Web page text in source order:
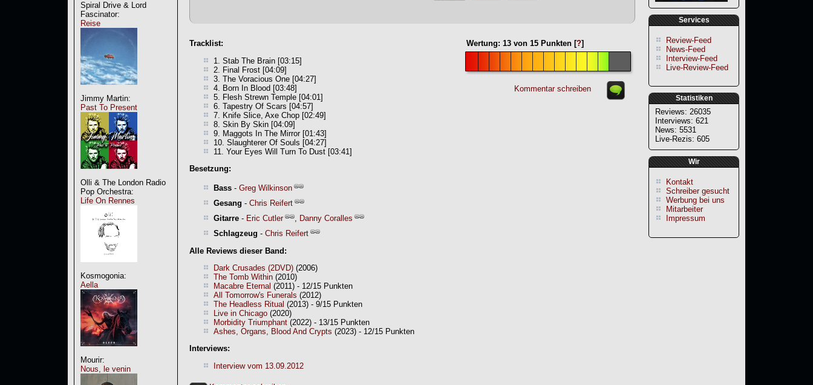
Spiral Drive & Lord
Fascinator:
Reise
Jimmy Martin:
Past To Present
Olli & The London Radio
Pop Orchestra:
Life On Rennes
Kosmogonia:
Aella
Mourir:
Nous, le venin
Services
Review-Feed
News-Feed
Interview-Feed
Live-Review-Feed
Statistiken
Reviews: 26035
Interviews: 621
News: 5531
Live-Rezis: 605
Wir
Kontakt
Schreiber gesucht
Werbung bei uns
Mitarbeiter
Impressum
Wertung: 13 von 15 Punkten [?]
Kommentar schreiben
Tracklist:
1. Stab The Brain [03:15]
2. Final Frost [04:09]
3. The Voracious One [04:27]
4. Born In Blood [03:48]
5. Flesh Strewn Temple [04:01]
6. Tapestry Of Scars [04:57]
7. Knife Slice, Axe Chop [02:49]
8. Skin By Skin [04:09]
9. Maggots In The Mirror [01:43]
10. Slaughterer Of Souls [04:27]
11. Your Eyes Will Turn To Dust [03:41]
Besetzung:
Bass - Greg Wilkinson
Gesang - Chris Reifert
Gitarre - Eric Cutler , Danny Coralles
Schlagzeug - Chris Reifert
Alle Reviews dieser Band:
Dark Crusades (2DVD) (2006)
The Tomb Within (2010)
Macabre Eternal (2011) - 12/15 Punkten
All Tomorrow's Funerals (2012)
The Headless Ritual (2013) - 9/15 Punkten
Live in Chicago (2020)
Morbidity Triumphant (2022) - 13/15 Punkten
Ashes, Organs, Blood And Crypts (2023) - 12/15 Punkten
Interviews:
Interview vom 13.09.2012